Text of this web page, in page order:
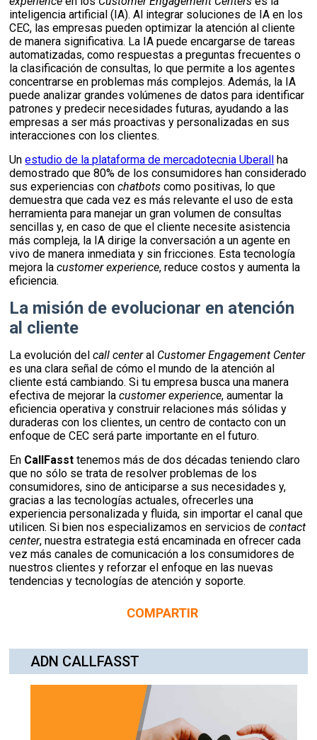
inteligencia artificial (IA). Al integrar soluciones de IA en los
CEC, las empresas pueden optimizar la atención al cliente
de manera significativa. La IA puede encargarse de tareas
automatizadas, como respuestas a preguntas frecuentes o
la clasificación de consultas, lo que permite a los agentes
concentrarse en problemas más complejos. Además, la IA
puede analizar grandes volúmenes de datos para identificar
patrones y predecir necesidades futuras, ayudando a las
empresas a ser más proactivas y personalizadas en sus
interacciones con los clientes.
Unestudio de la plataforma de mercadotecnia Uberall ha
demostrado que 80% de los consumidores han considerado
sus experiencias conchatbots como positivas, lo que
demuestra que cada vez es más relevante el uso de esta
herramienta para manejar un gran volumen de consultas
sencillas y, en caso de que el cliente necesite asistencia
más compleja, la IA dirige la conversación a un agente en
vivo de manera inmediata y sin fricciones. Esta tecnología
mejora lacustomer experience, reduce costos y aumenta la
eficiencia.
La misión de evolucionar en atención
al cliente
La evolución del call centeral Customer Engagement Center
es una clara señal de cómo el mundo de la atención al
cliente está cambiando. Si tu empresa busca una manera
efectiva de mejorar lacustomer experience, aumentar la
eficiencia operativa y construir relaciones más sólidas y
duraderas con los clientes, un centro de contacto con un
enfoque de CEC será parte importante en el futuro.
En CallFassttenemos más de dos décadas teniendo claro
que no sólo se trata de resolver problemas de los
consumidores, sino de anticiparse a sus necesidades y,
gracias a las tecnologías actuales, ofrecerles una
experiencia personalizada y fluida, sin importar el canal que
utilicen. Si bien nos especializamos en servicios decontact
center, nuestra estrategia está encaminada en ofrecer cada
vez más canales de comunicación a los consumidores de
nuestros clientes y reforzar el enfoque en las nuevas
tendencias y tecnologías de atención y soporte.
COMPARTIR
ADN CALLFASST